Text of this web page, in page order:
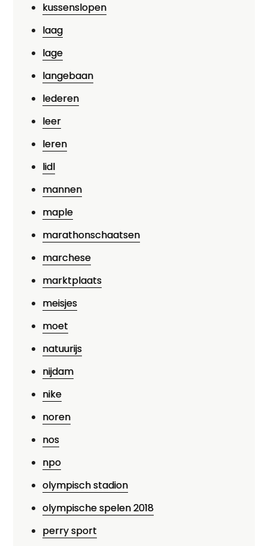
kussenslopen
laag
lage
langebaan
lederen
leer
leren
lidl
mannen
maple
marathonschaatsen
marchese
marktplaats
meisjes
moet
natuurijs
nijdam
nike
noren
nos
npo
olympisch stadion
olympische spelen 2018
perry sport